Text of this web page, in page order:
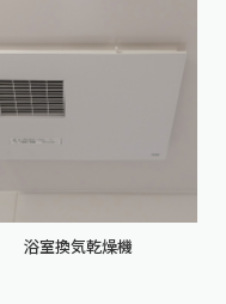
浴室換気乾燥機